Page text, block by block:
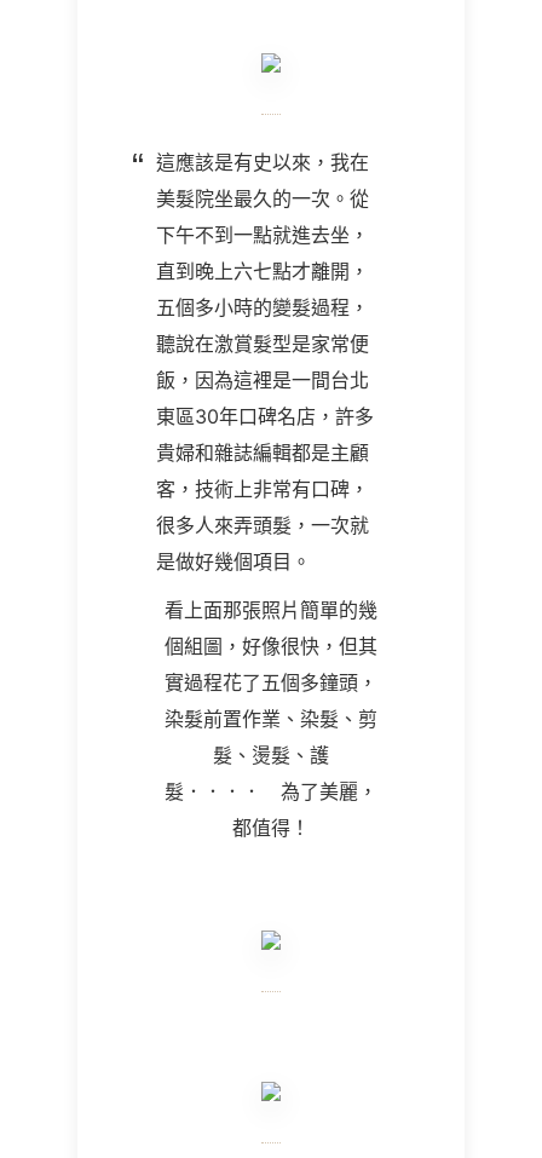
這應該是有史以來，我在
美髮院坐最久的一次。從
下午不到一點就進去坐，
直到晚上六七點才離開，
五個多小時的變髮過程，
聽說在激賞髮型是家常便
飯，因為這裡是一間台北
東區30年口碑名店，許多
貴婦和雜誌編輯都是主顧
客，技術上非常有口碑，
很多人來弄頭髮，一次就
是做好幾個項目。
看上面那張照片簡單的幾
個組圖，好像很快，但其
實過程花了五個多鐘頭，
染髮前置作業、染髮、剪
髮、燙髮、護
髮．．．． 為了美麗，
都值得！